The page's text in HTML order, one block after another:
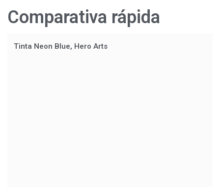
Comparativa rápida
Tinta Neon Blue, Hero Arts